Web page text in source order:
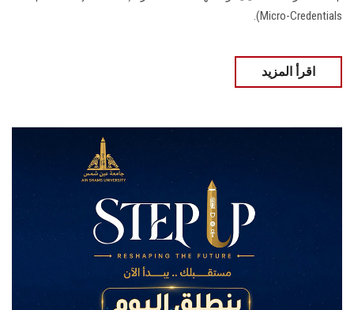
Micro-Credentials).
اقرأ المزيد